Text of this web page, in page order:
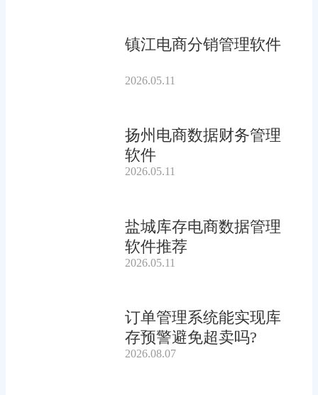
镇江电商分销管理软件
2026.05.11
扬州电商数据财务管理
软件
2026.05.11
盐城库存电商数据管理
软件推荐
2026.05.11
订单管理系统能实现库
存预警避免超卖吗?
2026.08.07